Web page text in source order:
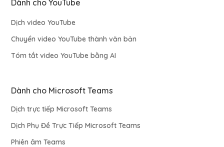
Dành cho YouTube
Dịch video YouTube
Chuyển video YouTube thành văn bản
Tóm tắt video YouTube bằng AI
Dành cho Microsoft Teams
Dịch trực tiếp Microsoft Teams
Dịch Phụ Đề Trực Tiếp Microsoft Teams
Phiên âm Teams